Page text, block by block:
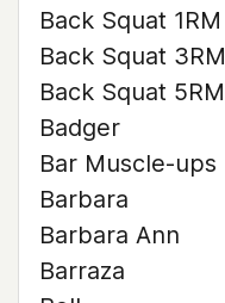
Back Squat 1RM
Back Squat 3RM
Back Squat 5RM
Badger
Bar Muscle-ups
Barbara
Barbara Ann
Barraza